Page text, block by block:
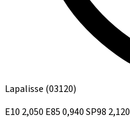
Lapalisse (03120)
E10 2,050 E850,940SP98 2,120